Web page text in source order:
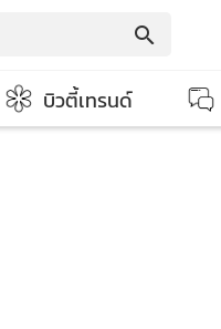
search
บิวตี้เทรนด์